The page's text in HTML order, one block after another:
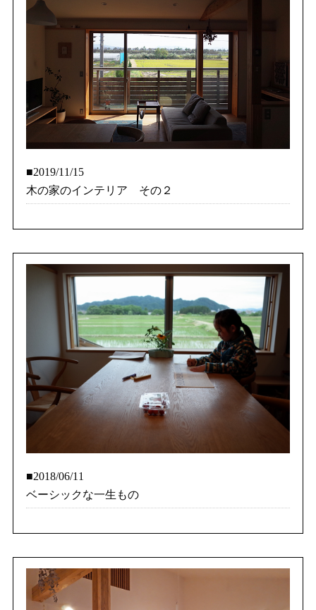
■2019/11/15
木の家のインテリア その２
■2018/06/11
ベーシックな一生もの